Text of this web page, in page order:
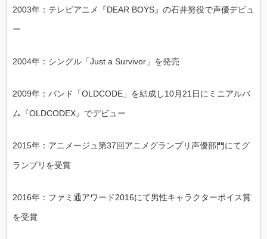
2003年：テレビアニメ『DEAR BOYS』の石井努役で声優デビュ
ー
2004年：シングル「Just a Survivor」を発売
2009年：バンド「OLDCODE」を結成し10月21日にミニアルバ
ム『OLDCODEX』でデビュー
2015年：アニメージュ第37回アニメグランプリ声優部門にてグ
ランプリを受賞
2016年：ファミ通アワード2016にて男性キャラクターボイス賞
を受賞